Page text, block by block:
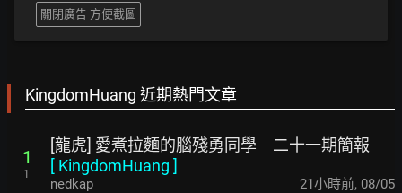
關閉廣告 方便截圖
KingdomHuang 近期熱門文章
1
1
[龍虎] 愛煮拉麵的腦殘勇同學 二十一期簡報
[ KingdomHuang ]
nedkap 21小時前, 08/05